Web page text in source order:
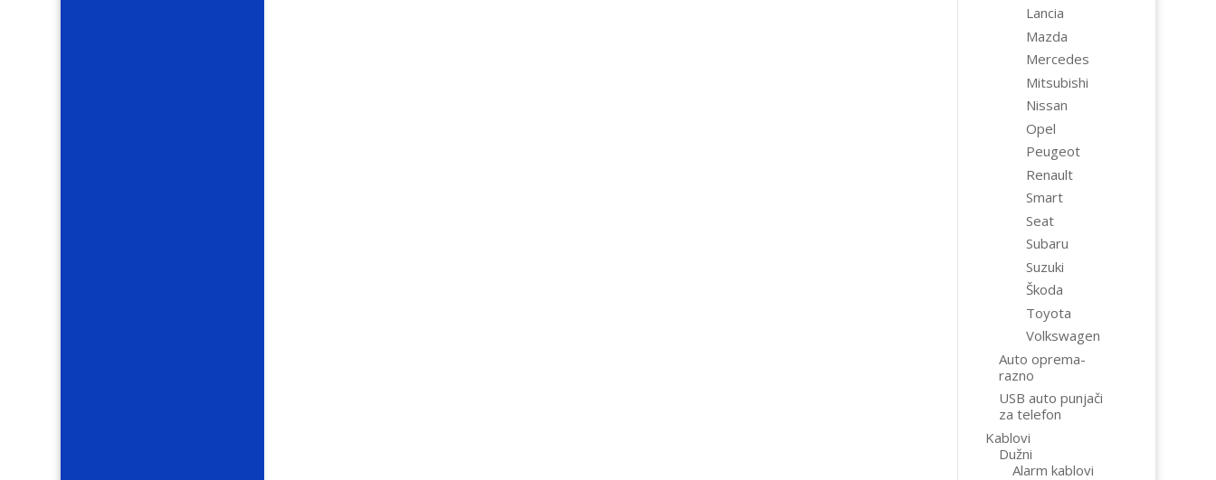
Lancia
Mazda
Mercedes
Mitsubishi
Nissan
Opel
Peugeot
Renault
Smart
Seat
Subaru
Suzuki
Škoda
Toyota
Volkswagen
Auto oprema-
razno
USB auto punjači
za telefon
Kablovi
Dužni
Alarm kablovi